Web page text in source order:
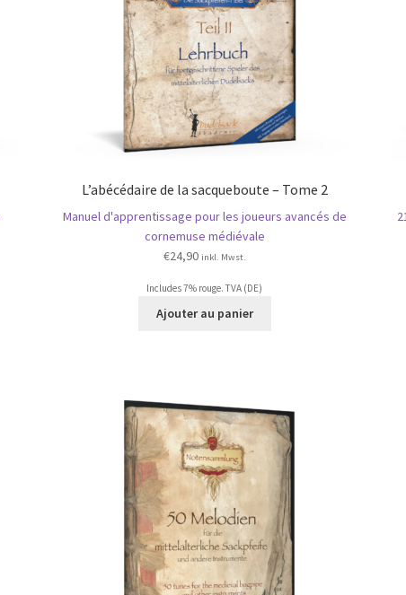
L’abécédaire de la sacqueboute – Tome 2
Manuel d'apprentissage pour les joueurs avancés de
cornemuse médiévale
€24,90 inkl. Mwst.
Includes 7% rouge. TVA (DE)
Ajouter au panier